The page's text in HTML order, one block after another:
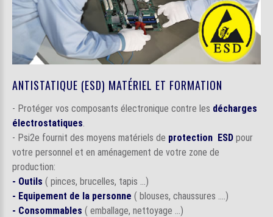
ANTISTATIQUE (ESD) MATÉRIEL ET FORMATION
- Protéger vos composants électronique contre les décharges
électrostatiques
- Psi2e fournit des moyens matériels de protection ESD pour
votre personnel et en aménagement de votre zone de
production:
- Outils ( pinces, brucelles, tapis ...)
- Equipement de la personne ( blouses, chaussures ....)
- Consommables ( emballage, nettoyage ...)